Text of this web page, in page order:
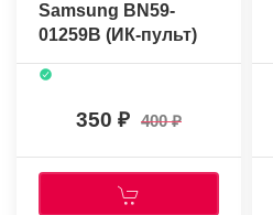
Samsung BN59-
01259B (ИК-пульт)
(серия K)
350 400